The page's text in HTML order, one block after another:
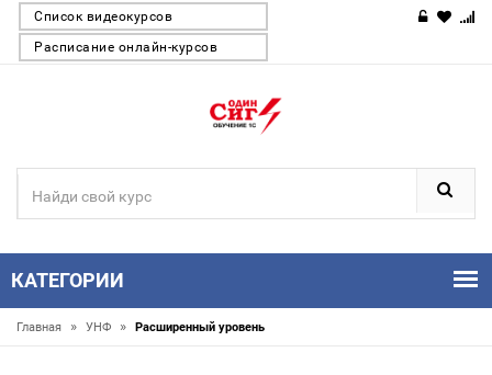
Список видеокурсов
Расписание онлайн-курсов
КАТЕГОРИИ
Главная » УНФ » Расширенный уровень